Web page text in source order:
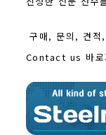
구매, 문의, 견적
Contact us 바로